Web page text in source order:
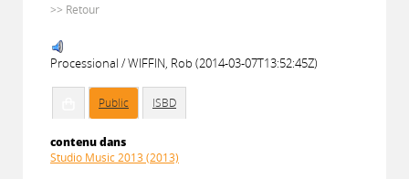
>> Retour
Processional / WIFFIN, Rob (2014-03-07T13:52:45Z)
Public ISBD
contenu dans
Studio Music 2013 (2013)